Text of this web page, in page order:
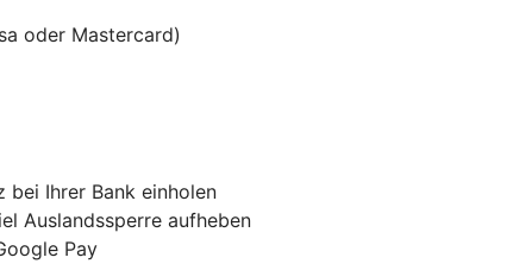
oder Mastercard)
bei Ihrer Bank einholen
Auslandssperre aufheben
Pay